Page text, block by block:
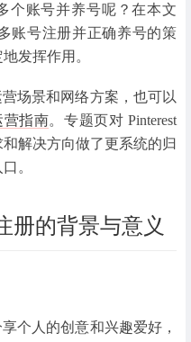
个账号并养号呢？在本文
账号注册并正确养号的策
发挥作用。
场景和网络方案，也可以
营指南。专题页对 Pinterest
解决方向做了更系统的归
。
册的背景与意义
个人的创意和兴趣爱好，